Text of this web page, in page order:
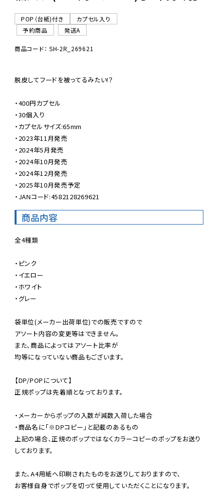
POP（台紙)付き
カプセル入り
予約商品
発送A
商品コード： SH-2R_269621
脱皮してフードを被ってるみたい!？
・400円カプセル
・30個入り
・カプセルサイズ:65mm
・2023年11月発売
・2024年5月発売
・2024年10月発売
・2024年12月発売
・2025年10月発売予定
・JANコード:4582128269621
商品内容
全4種類
・ピンク
・イエロー
・ホワイト
・グレー
袋単位(メーカー出荷単位)での販売ですので
アソート内容の変更等はできません。
また、商品によってはアソート比率が
均等になっていない商品もございます。
【DP/POPについて】
正規ポップは先着順となっております。
・メーカーからポップの入数が減数入荷した場合
・商品名に「※DPコピー」と記載のあるもの
上記の場合、正規のポップではなくカラーコピーのポップをお送り
しております。
また、A4用紙へ印刷されたものをお送りしておりますので、
お客様自身でポップを切って使用していただくことになります。